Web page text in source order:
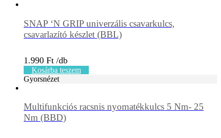
SNAP ‘N GRIP univerzális csavarkulcs,
csavarlazító készlet (BBL)
1.990 Ft
Kosárba teszem
Gyorsnézet
Multifunkciós racsnis nyomatékkulcs 5 Nm- 25
Nm (BBD)